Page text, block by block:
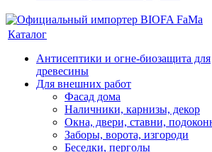
Каталог
Антисептики и огне-биозащита для
древесины
Для внешних работ
Фасад дома
Наличники, карнизы, декор
Окна, двери, ставни,
Заборы, ворота, изгороди
Беседки, перголы